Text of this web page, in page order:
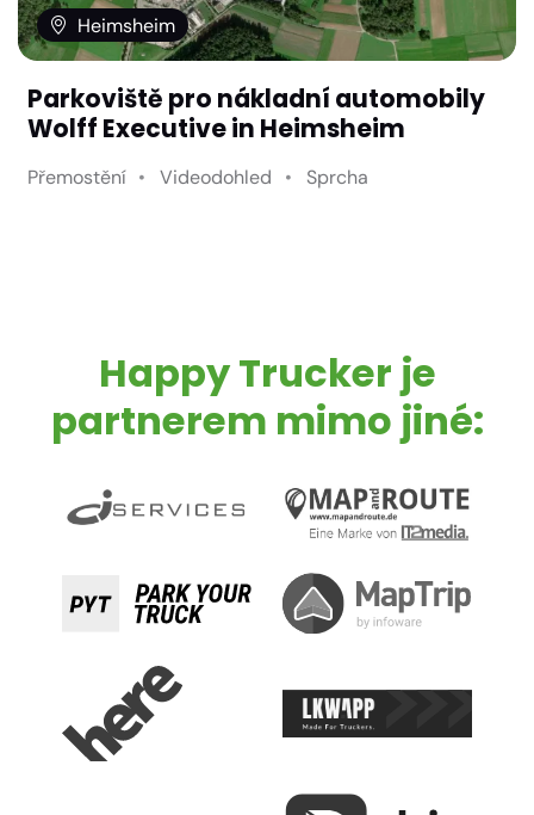
Heimsheim
Parkoviště pro nákladní automobily
Wolff Executive in Heimsheim
Přemostění Videodohled Sprcha
Happy Trucker je
partnerem mimo jiné: